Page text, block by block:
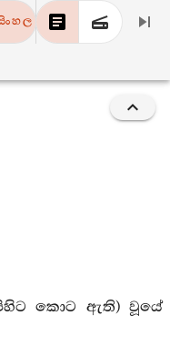
පිහිට කොට ඇති) වූයේ